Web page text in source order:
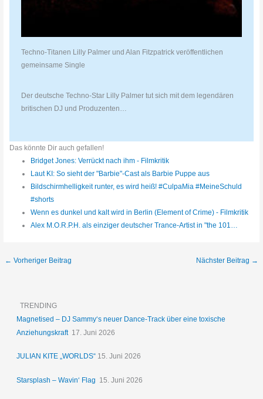
Techno-Titanen Lilly Palmer und Alan Fitzpatrick veröffentlichen
gemeinsame Single
Der deutsche Techno-Star Lilly Palmer tut sich mit dem legendären
britischen DJ und Produzenten…
Das könnte Dir auch gefallen!
Bridget Jones: Verrückt nach ihm - Filmkritik
Laut KI: So sieht der "Barbie"-Cast als Barbie Puppe aus
Bildschirmhelligkeit runter, es wird heiß! #CulpaMia #MeineSchuld
#shorts
Wenn es dunkel und kalt wird in Berlin (Element of Crime) - Filmkritik
Alex M.O.R.P.H. als einziger deutscher Trance-Artist in "the 101…
← Vorheriger Beitrag Nächster Beitrag →
TRENDING
Magnetised – DJ Sammy‘s neuer Dance-Track über eine toxische
Anziehungskraft 17. Juni 2026
JULIAN KITE „WORLDS“ 15. Juni 2026
Starsplash – Wavin‘ Flag 15. Juni 2026